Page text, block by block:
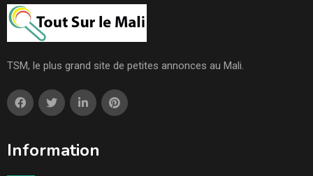
TSM, le plus grand site de petites annonces au Mali.
Information